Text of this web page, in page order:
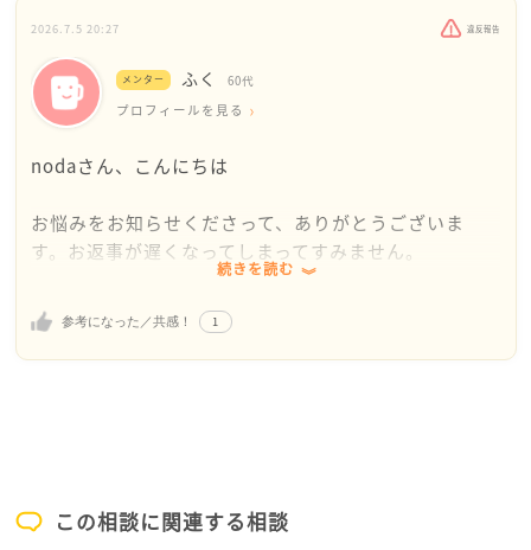
2026.7.5 20:27 違反報告
メンター ふく 60代
プロフィールを見る
nodaさん、こんにちは
お悩みをお知らせくださって、ありがとうございま
す。お返事が遅くなってしまってすみません。
休日夜間対応があるだけでも負担が大きいのに、更に
多忙な部署でのお仕事、本当にお疲れ様です。今は、
こころも身体も、ゆっくり休めていますでしょうか
う仕事面での切り口から長短を比べて見られるのはい
かがでしょうか
続きを読む
参考になった／共感！ 1
この相談に関連する相談